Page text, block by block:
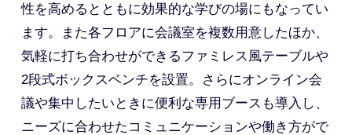
性を高めるとともに効果的な学びの場にもなってい
ます。また各フロアに会議室を複数用意したほか、
気軽に打ち合わせができるファミレス風テーブルや
2段式ボックスベンチを設置。さらにオンライン会
議や集中したいときに便利な専用ブースも導入し、
ニーズに合わせたコミュニケーションや働き方がで